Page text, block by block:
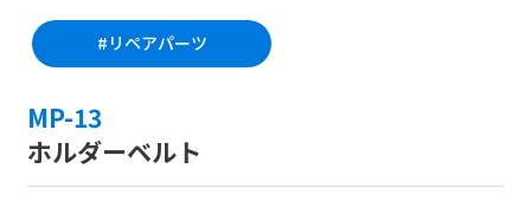
#リペアパーツ
MP-13
ホルダーベルト